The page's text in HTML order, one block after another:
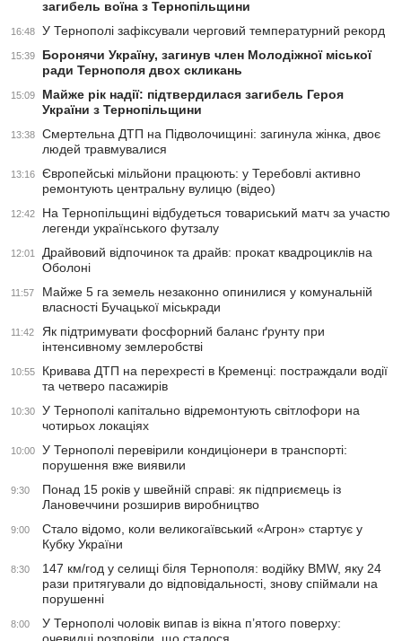
загибель воїна з Тернопільщини
16:48 У Тернополі зафіксували черговий температурний рекорд
15:39
Боронячи Україну, загинув член Молодіжної міської
ради Тернополя двох скликань
15:09
Майже рік надії: підтвердилася загибель Героя
України з Тернопільщини
13:38
Смертельна ДТП на Підволочищині: загинула жінка, двоє
людей травмувалися
13:16
Європейські мільйони працюють: у Теребовлі активно
ремонтують центральну вулицю (відео)
12:42
На Тернопільщині відбудеться товариський матч за участю
легенди українського футзалу
12:01
Драйвовий відпочинок та драйв: прокат квадроциклів на
Оболоні
11:57
Майже 5 га земель незаконно опинилися у комунальній
власності Бучацької міськради
11:42
Як підтримувати фосфорний баланс ґрунту при
інтенсивному землеробстві
10:55
Кривава ДТП на перехресті в Кременці: постраждали водії
та четверо пасажирів
10:30
У Тернополі капітально відремонтують світлофори на
чотирьох локаціях
10:00
У Тернополі перевірили кондиціонери в транспорті:
порушення вже виявили
9:30
Понад 15 років у швейній справі: як підприємець із
Лановеччини розширив виробництво
9:00
Стало відомо, коли великогаївський «Агрон» стартує у
Кубку України
8:30
147 км/год у селищі біля Тернополя: водійку BMW, яку 24
рази притягували до відповідальності, знову спіймали на
порушенні
8:00
У Тернополі чоловік випав із вікна п’ятого поверху: